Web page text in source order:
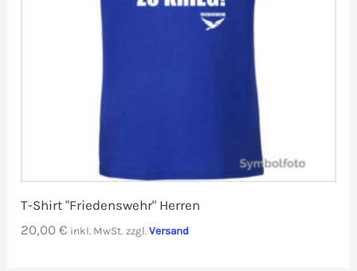
T-Shirt "Friedenswehr" Herren
20,00€ inkl. MwSt. zzgl.Versand